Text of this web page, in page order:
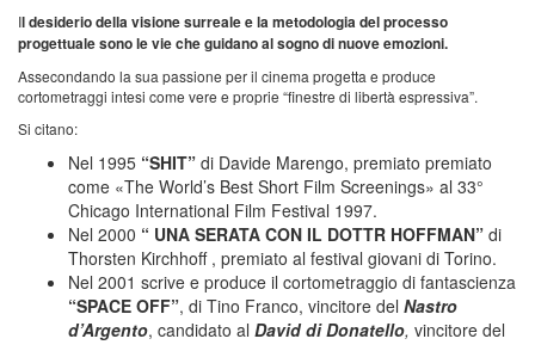
Il desiderio della visione surreale e la metodologia del processo
progettuale sono levie che guidano al sogno di nuove emozioni.
Assecondando la sua passione per il cinema progetta e produce
cortometraggi intesi come vere e proprie “finestre di libertà espressiva”.
Si citano:
Nel 1995 “SHIT” di Davide Marengo, premiato premiato
come «The World’s Best Short Film Screenings» al 33°
Chicago International Film Festival 1997.
Nel 2000 “ UNA SERATA CON IL DOTTR HOFFMAN” di
Thorsten Kirchhoff , premiato al festival giovani di Torino.
Nel 2001 scrive e produce il cortometraggio di fantascienza
“SPACE OFF”, di Tino Franco, vincitore del Nastro
d’Argento, candidato al David di Donatello, vincitore del